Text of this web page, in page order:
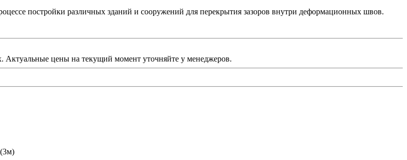
постройки различных зданий и сооружений для перекрытия зазоров внутри деформационных швов.
Актуальные цены на текущий момент уточняйте у менеджеров.